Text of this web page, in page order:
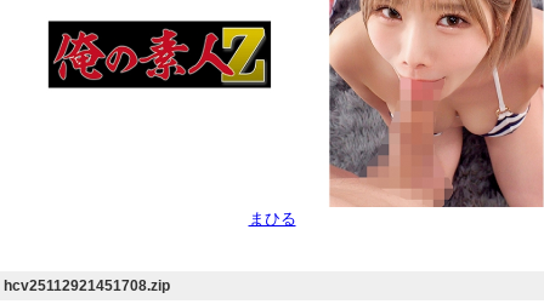
まひる
hcv25112921451708.zip